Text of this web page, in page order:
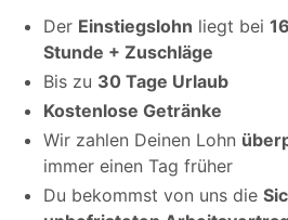
Der Einstiegslohn liegt bei
Stunde + Zuschläge
Bis zu 30 Tage Urlaub
Kostenlose Getränke
Wir zahlen Deinen Lohn
immer einen Tag früher
Du bekommst von uns die